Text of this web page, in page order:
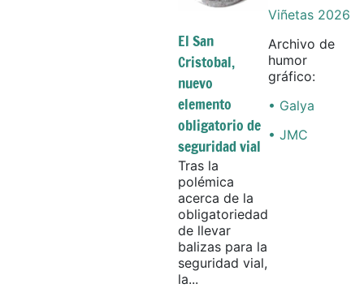
El San
Cristobal,
nuevo
elemento
obligatorio de
seguridad vial
Tras la
polémica
acerca de la
obligatoriedad
de llevar
balizas para la
seguridad vial,
la...
Viñetas 2026
Archivo de
humor
gráfico:
• Galya
• JMC